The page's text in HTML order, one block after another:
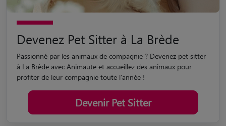
Devenez Pet Sitter à La Brède
Passionné par les animaux de compagnie ? Devenez pet sitter
à La Brède avec Animaute et accueillez des animaux pour
profiter de leur compagnie toute l'année !
Devenir Pet Sitter